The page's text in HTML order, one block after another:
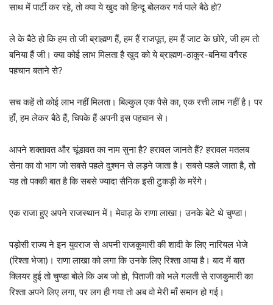
साथ में पार्टी कर रहे, तो क्या ये खुद को हिन्दू बोलकर गर्व पाले बैठे हो?
ले के बैठे हो कि हम तो जी ब्राह्मण हैं, हम हैं राजपूत, हम हैं जाट के छोरे, जी हम तो
बनिया हैं जी। क्या कोई लाभ मिलता है खुद को ये ब्राह्मण-ठाकुर-बनिया वगैरह
पहचान बताने से?
सच कहें तो कोई लाभ नहीं मिलता। बिल्कुल एक पैसे का, एक रत्ती लाभ नहीं है। पर
हाँ, हम लेकर बैठे हैं, चिपके हैं अपनी इस पहचान से।
आपने शक्तावत और चूंडावत का नाम सुना है? हरावल जानते हैं? हरावल मतलब
सेना का वो भाग जो सबसे पहले दुश्मन से लड़ने जाता है। सबसे पहले जाता है, तो
यह तो पक्की बात है कि सबसे ज्यादा सैनिक इसी टुकड़ी के मरेंगे।
एक राजा हुए अपने राजस्थान में। मेवाड़ के राणा लाखा। उनके बेटे थे चुण्डा।
पड़ोसी राज्य ने इन युवराज से अपनी राजकुमारी की शादी के लिए नारियल भेजे
(रिश्ता भेजा)। राणा लाखा को लगा कि उनके लिए रिश्ता आया है। बाद में बात
क्लियर हुई तो चुण्डा बोले कि अब जो हो, पिताजी को भले गलती से राजकुमारी का
रिश्ता अपने लिए लगा, पर लग ही गया तो अब वो मेरी माँ समान हो गई।